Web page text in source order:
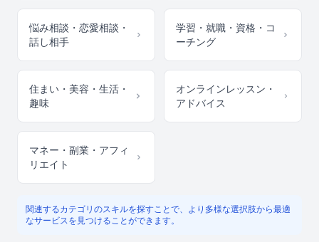
悩み相談・恋愛相談・
話し相手
学習・就職・資格・コ
ーチング
住まい・美容・生活・
趣味
オンラインレッスン・
アドバイス
マネー・副業・アフィ
リエイト
関連するカテゴリのスキルを探すことで、より多様な選択肢から最適
なサービスを見つけることができます。